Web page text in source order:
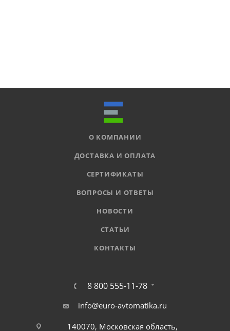
О КОМПАНИИ
ДОСТАВКА И ОПЛАТА
СЕРТИФИКАТЫ
ВОПРОСЫ И ОТВЕТЫ
НОВОСТИ
СТАТЬИ
КОНТАКТЫ
8 800 555-11-78
info@euro-avtomatika.ru
140070, Московская область,